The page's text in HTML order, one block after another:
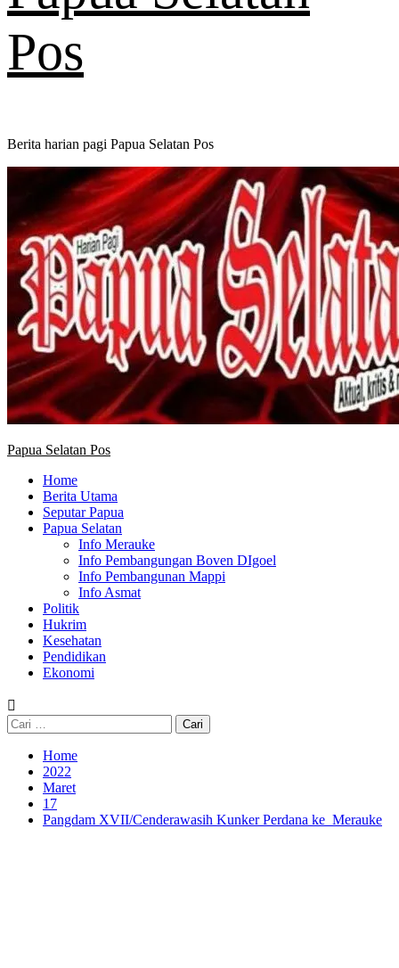
Pos
Berita harian pagi Papua Selatan Pos
Primary
Papua Selatan Pos
Home
Berita Utama
Seputar Papua
Papua Selatan
Info Merauke
Info Pembangungan Boven DIgoel
Info Pembangunan Mappi
Info Asmat
Politik
Hukrim
Kesehatan
Pendidikan
Ekonomi
Cari
untuk:
Home
2022
Maret
17
Pangdam XVII/Cenderawasih Kunker Perdana ke Merauke